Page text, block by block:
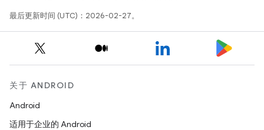
最后更新时间 (UTC)：2026-02-27。
关于 ANDROID
Android
适用于企业的 Android